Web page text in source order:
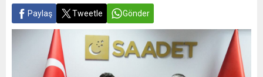
Paylaş Tweetle Gönder